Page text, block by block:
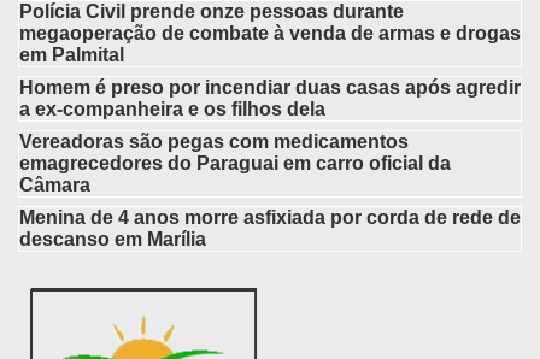
Polícia Civil prende onze pessoas durante
megaoperação de combate à venda de armas e drogas
em Palmital
Homem é preso por incendiar duas casas após agredir
a ex-companheira e os filhos dela
Vereadoras são pegas com medicamentos
emagrecedores do Paraguai em carro oficial da
Câmara
Menina de 4 anos morre asfixiada por corda de rede de
descanso em Marília